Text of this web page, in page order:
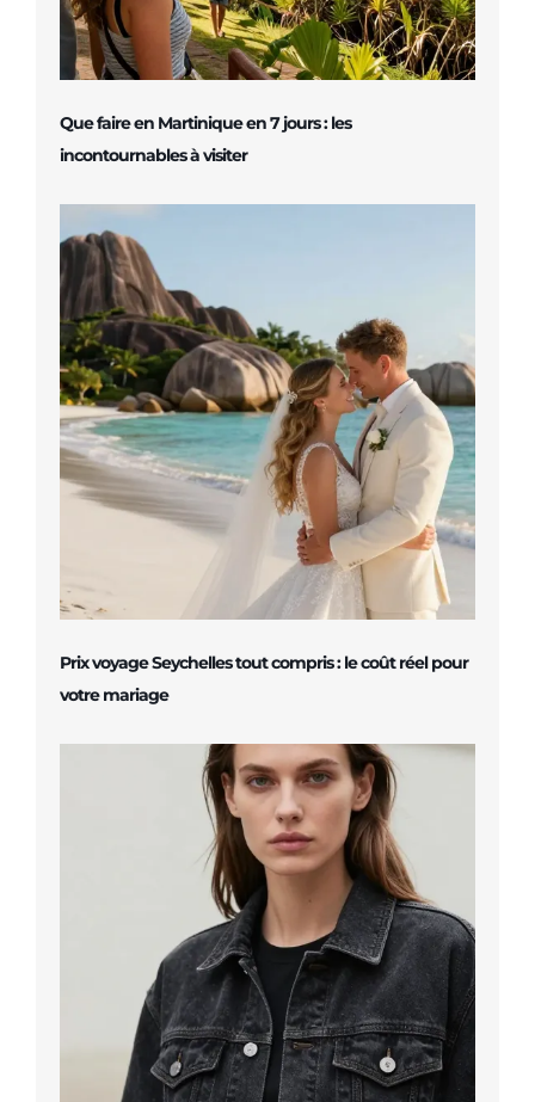
Que faire en Martinique en 7 jours : les
incontournables à visiter
Prix voyage Seychelles tout compris : le coût réel pour
votre mariage